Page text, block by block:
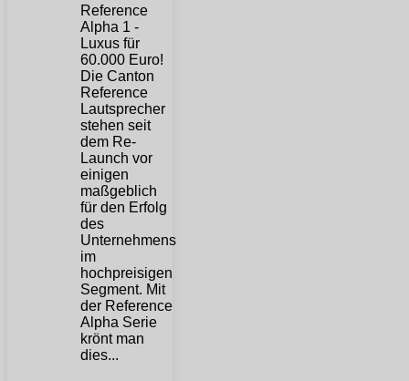
Die Canton
Reference
Lautsprecher
stehen seit
dem Re-
Launch vor
einigen
maßgeblich
für den Erfolg
des
Unternehmens
im
hochpreisigen
Segment. Mit
der Reference
Alpha Serie
krönt man
dies...